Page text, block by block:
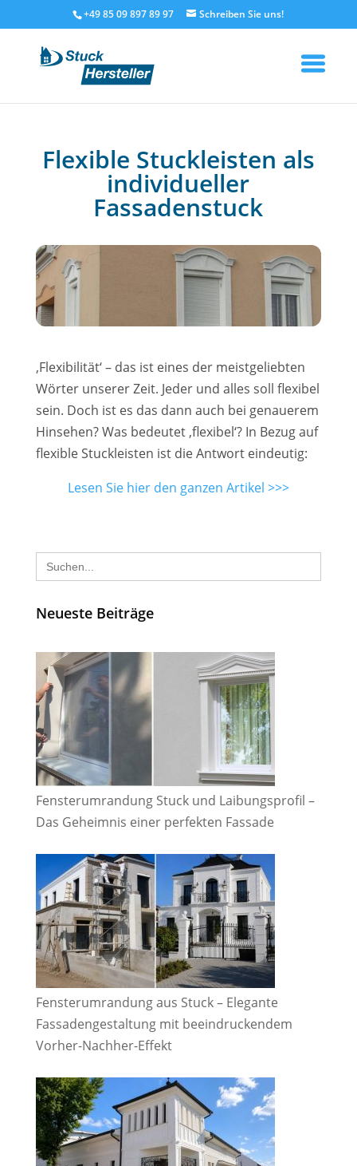
+49 85 09 897 89 97
Flexible Stuckleisten als
individueller
Fassadenstuck
‚Flexibilität‘ – das ist eines der meistgeliebten
Wörter unserer Zeit. Jeder und alles soll flexibel
sein. Doch ist es das dann auch bei genauerem
Hinsehen? Was bedeutet ‚flexibel‘? In Bezug auf
flexible Stuckleisten ist die Antwort eindeutig:
Lesen Sie hier den ganzen Artikel >>>
Search
for:
Neueste Beiträge
Fensterumrandung Stuck und Laibungsprofil –
Das Geheimnis einer perfekten Fassade
Fensterumrandung aus Stuck – Elegante
Fassadengestaltung mit beeindruckendem
Vorher-Nachher-Effekt